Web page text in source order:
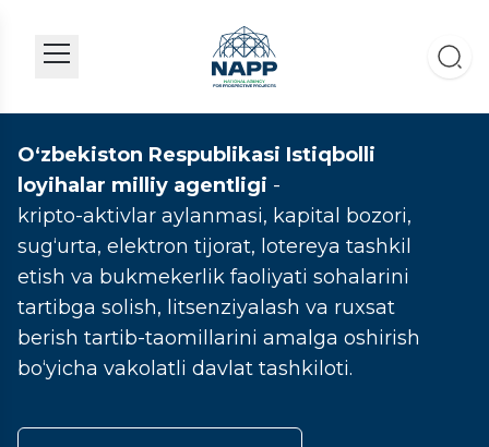
O‘zbekiston Respublikasi Istiqbolli
loyihalar milliy agentligi -
kripto-aktivlar aylanmasi, kapital bozori,
sug‘urta, elektron tijorat, lotereya tashkil
etish va bukmekerlik faoliyati sohalarini
tartibga solish, litsenziyalash va ruxsat
berish tartib-taomillarini amalga oshirish
bo‘yicha vakolatli davlat tashkiloti.